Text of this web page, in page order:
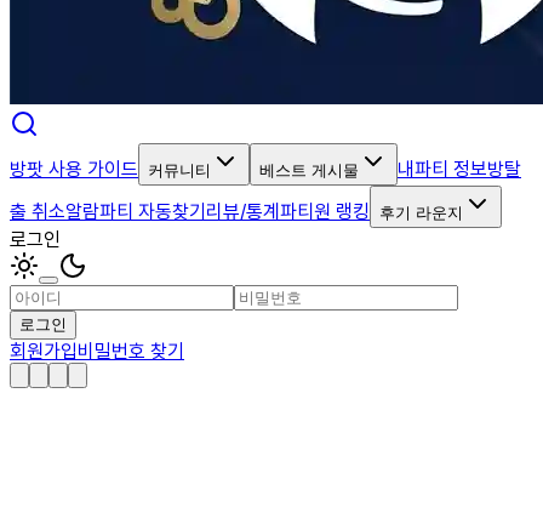
방팟 사용 가이드 커뮤니티 베스트 게시물 내파티 정보방탈
출 취소알람파티 자동찾기리뷰/통계파티원 랭킹 후기 라운지
로그인
로그인
회원가입비밀번호 찾기